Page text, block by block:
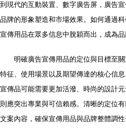
到現代的互動裝置、數字廣告屏，廣告
品牌的形象塑造和市場效果。如何通過
宣傳用品在眾多信息中脫穎而出，成為
明確廣告宣傳用品的定位與目標至
特征、使用場景以及期望傳達的核心信
宣傳品可能需要更加活潑、時尚的設計
則應突出專業與可信賴感。清晰的定位
文案內容，確保宣傳用品與品牌整體調性